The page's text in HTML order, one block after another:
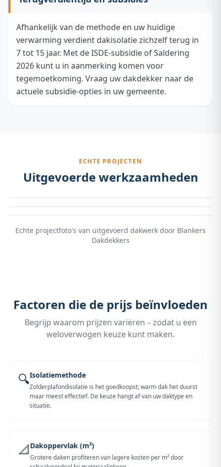
Afhankelijk van de methode en uw huidige
verwarming verdient dakisolatie zichzelf terug in
7 tot 15 jaar. Met de ISDE-subsidie of Saldering
2026 kunt u in aanmerking komen voor
tegemoetkoming. Vraag uw dakdekker naar de
actuele subsidie-opties in uw gemeente.
ECHTE PROJECTEN
Uitgevoerde werkzaamheden
Echte projectfoto's van uitgevoerd dakwerk door Blankers
Dakdekkers
Factoren die de prijs beïnvloeden
Begrijp waarom prijzen variëren – zodat u een
weloverwogen keuze kunt maken.
🔍Isolatiemethode
Zolderplafondisolatie is het goedkoopst; warm dak het duurst
maar meest effectief. De keuze hangt af van uw daktype en
situatie.
📐 Dakoppervlak (m²)
Grotere daken profiteren van lagere kosten per m² door